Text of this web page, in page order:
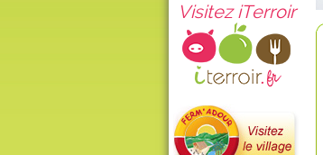
Visitez iTerroir